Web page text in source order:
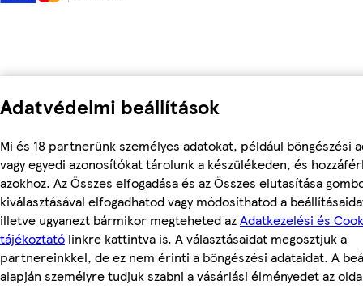
Adatvédelmi beállítások
Mi és 18 partnerünk személyes adatokat, például böngészési
vagy egyedi azonosítókat tárolunk a készülékeden, és
azokhoz. Az Összes elfogadása és az Összes elutasítása
kiválasztásával elfogadhatod vagy módosíthatod a
illetve ugyanezt bármikor megteheted azAdatkezelési és
tájékoztató linkre kattintva is. A választásaidat megosztjuk a
partnereinkkel, de ez nem érinti a böngészési adataidat. A
alapján személyre tudjuk szabni a vásárlási élményedet az